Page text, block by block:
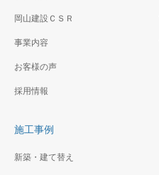
岡山建設ＣＳＲ
事業内容
お客様の声
採用情報
施工事例
新築・建て替え